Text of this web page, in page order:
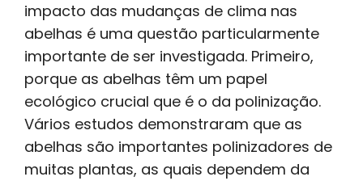
impacto das mudanças de clima nas
abelhas é uma questão particularmente
importante de ser investigada. Primeiro,
porque as abelhas têm um papel
ecológico crucial que é o da polinização.
Vários estudos demonstraram que as
abelhas são importantes polinizadores de
muitas plantas, as quais dependem da